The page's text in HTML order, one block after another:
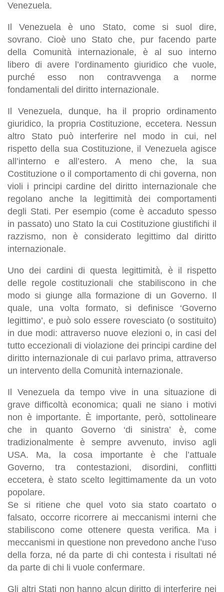
Venezuela.
IlVenezuela è uno Stato, come si suol dire,
sovrano. Cioè uno Stato che, pur facendo parte
della Comunità internazionale, è al suo interno
libero di avere l’ordinamento giuridico che vuole,
purché esso non contravvenga a norme
fondamentali del diritto internazionale.
Il Venezuela, dunque, ha il proprio ordinamento
giuridico, la propria Costituzione, eccetera. Nessun
altro Stato può interferire nel modo in cui, nel
rispetto della sua Costituzione, il Venezuela agisce
all’interno e all’estero.A meno che,
la sua
Costituzione o il comportamento di chi governa, non
violi i principi cardine del diritto internazionale che
regolano anche la legittimità dei comportamenti
degli Stati. Per esempio (come è accaduto spesso
in passato) uno Stato la cui Costituzione giustifichi il
razzismo, non è considerato legittimo dal diritto
internazionale.
Uno dei cardini di questa legittimità, è il rispetto
delle regole costituzionali che stabiliscono in che
modo si giunge alla formazione di un Governo. Il
quale, una volta formato, si definisce ‘Governo
legittimo’, e può solo essere rovesciato(osostituito)
in due modi: attraverso nuove elezioni o, in casi del
tutto eccezionali di violazione dei principi cardine del
diritto internazionale di cui parlavo prima, attraverso
un intervento della Comunità internazionale.
Il Venezuela da tempo vive in una situazione di
grave difficoltà economica; quali ne siano i motivi
non è importante. È importante, però, sottolineare
che in quanto Governo ‘di sinistra’ è, come
tradizionalmente è sempre avvenuto, inviso agli
USA. Ma,
la cosa importante è che l’attuale
Governo, tra contestazioni, disordini, conflitti
eccetera,è stato scelto legittimamente da un voto
popolare.
Se si ritiene che quel voto sia stato coartato o
falsato, occorre ricorrere ai meccanismi interni che
stabiliscono come ottenere questa verifica. Ma i
meccanismi in questione non prevedono anche l’uso
della forza, né da parte di chi contesta i risultati né
da parte di chi li vuole confermare.
Gli altri Stati non hanno alcun diritto di interferire nei